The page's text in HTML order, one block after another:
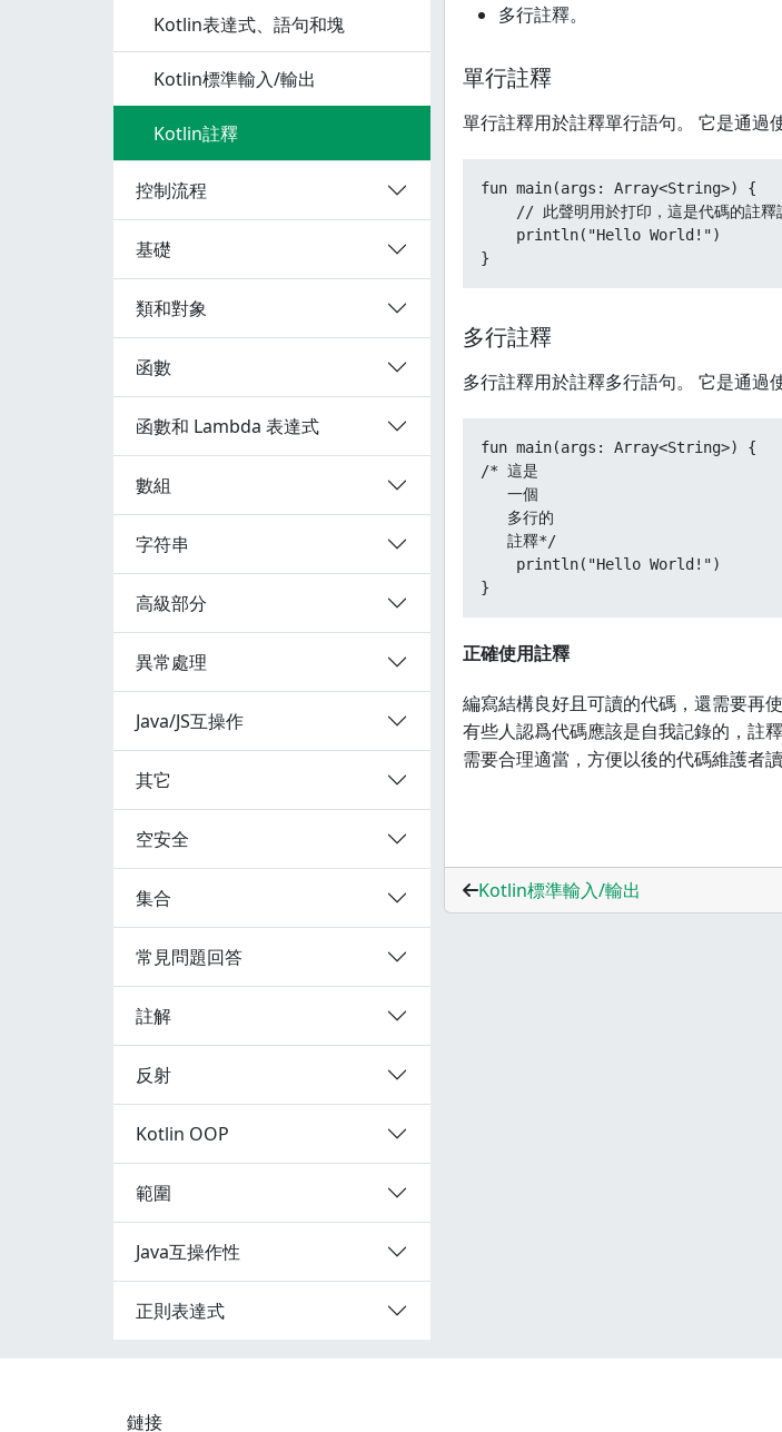
Kotlin表達式、語句和塊
Kotlin標準輸入/輸出
Kotlin註釋
控制流程
基礎
類和對象
函數
函數和 Lambda 表達式
數組
字符串
高級部分
異常處理
Java/JS互操作
其它
空安全
集合
常見問題回答
註解
反射
Kotlin OOP
範圍
Java互操作性
正則表達式
多行註釋。
單行註釋
單行註釋用於註釋單行語句。 它是通過
fun main(args: Array<String>) {
// 此聲明用於打印，這是代碼的註釋
    println("Hello World!")
}
多行註釋
多行註釋用於註釋多行語句。 它是通過
fun main(args: Array<String>) {
/* 這是
   一個
   多行的
   註釋*/
    println("Hello World!")
}
正確使用註釋
編寫結構良好且可讀的代碼，還需要再使
有些人認爲代碼應該是自我記錄的，註
需要合理適當，方便以後的代碼維護者
Kotlin標準輸入/輸出
鏈接